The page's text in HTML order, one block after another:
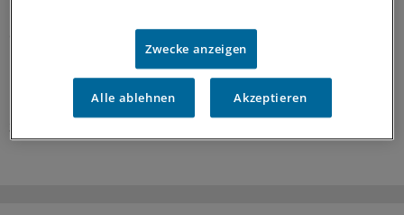
des Bundesverfassungsgerichts weiterentwickelt. Eine
Initiative aus dem Bundestag will verhindern, dass
Menschen unter Druck gesetzt werden, ihr Leben zu
Zwecke anzeigen
Alle ablehnen Akzeptieren